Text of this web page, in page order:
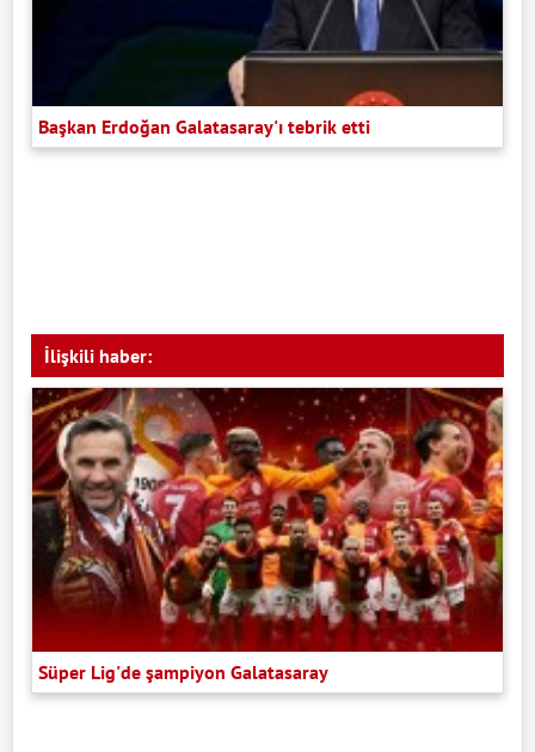
Başkan Erdoğan Galatasaray'ı tebrik etti
İlişkili haber:
Süper Lig'de şampiyon Galatasaray